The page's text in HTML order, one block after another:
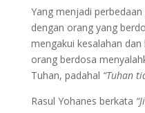
Yang menjadi
dengan orang yang
mengakui kesalahan
orang berdosa
Tuhan, padahal “Tuhan
Rasul Yohanes berkata